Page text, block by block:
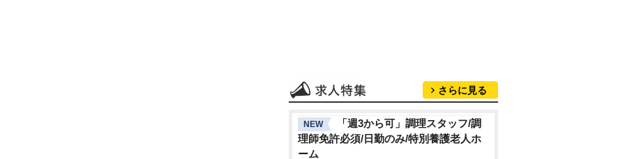
さらに見る
NEW
「週3から可」調理スタッフ/調
理師免許必須/日勤のみ/特別養護老人ホ
ーム